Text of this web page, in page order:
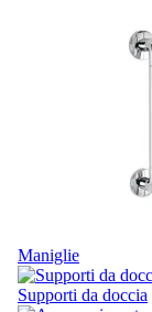
Maniglie
Supporti da doccia